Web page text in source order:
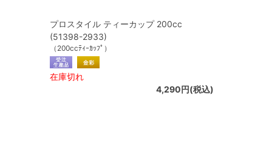
プロスタイル ティーカップ 200cc
(51398-2933)
（200ccﾃｨｰｶｯﾌﾟ）
在庫切れ
4,290円(税込)